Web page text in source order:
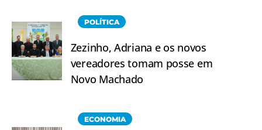
POLÍTICA
Zezinho, Adriana e os novos
vereadores tomam posse em
Novo Machado
ECONOMIA